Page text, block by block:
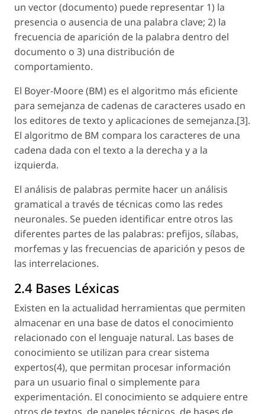
un vector (documento) puede representar 1) la
presencia o ausencia de una palabra clave; 2) la
frecuencia de aparición de la palabra dentro del
documento o 3) una distribución de
comportamiento.
El Boyer-Moore (BM) es el algoritmo más eficiente
para semejanza de cadenas de caracteres usado en
los editores de texto y aplicaciones de semejanza.[3].
El algoritmo de BM compara los caracteres de una
cadena dada con el texto a la derecha y a la
izquierda.
El análisis de palabras permite hacer un análisis
gramatical a través de técnicas como las redes
neuronales. Se pueden identificar entre otros las
diferentes partes de las palabras: prefijos, sílabas,
morfemas y las frecuencias de aparición y pesos de
las interrelaciones.
2.4 Bases Léxicas
Existen en la actualidad herramientas que permiten
almacenar en una base de datos el conocimiento
relacionado con el lenguaje natural. Las bases de
conocimiento se utilizan para crear sistema
expertos(4), que permitan procesar información
para un usuario final o simplemente para
experimentación. El conocimiento se adquiere entre